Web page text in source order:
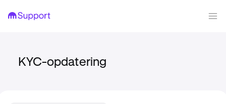
KYC-opdatering